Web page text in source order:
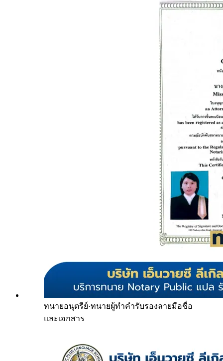
ทนายอนุตรีย์·ทนายผู้ทำคำรับรองลายมือชื่อ
และเอกสาร